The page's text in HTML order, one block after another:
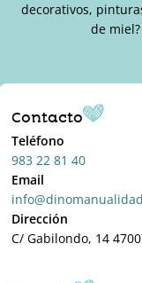
decorativos,
de
Contacto
Teléfono
983 22 81 40
Email
Dirección
C/ Gabilondo, 14